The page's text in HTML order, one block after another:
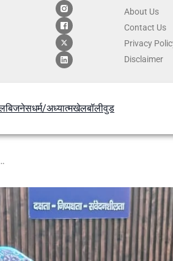
About Us
Contact Us
Privacy
Disclaimer
बिजनेसधर्म/अध्यात्मखेलबॉलीवुड
भाई-बहन परिजनों से मिलवाए